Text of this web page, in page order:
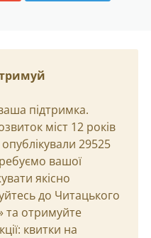
підтримка.
міст 12 років
29525
вашої
якісно
до Читацького
та отримуйте
квитки на